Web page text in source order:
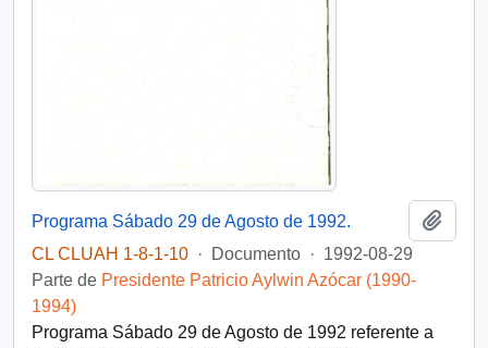
Programa Sábado 29 de Agosto de 1992.
CL CLUAH 1-8-1-10 · Documento · 1992-08-29
Parte de Presidente Patricio Aylwin Azócar (1990-
1994)
Programa Sábado 29 de Agosto de 1992 referente a